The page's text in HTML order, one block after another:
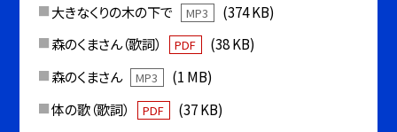
大きなくりの木の下で
MP3
(374 KB)
森のくまさん（歌詞）
PDF
(38 KB)
森のくまさん
MP3
(1 MB)
体の歌（歌詞）
PDF
(37 KB)